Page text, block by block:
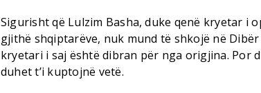
Sigurisht që Lulzim Basha, duke qenë kryetar i
gjithë shqiptarëve, nuk mund të shkojë në
kryetari i saj është dibran për nga origjina. Por
duhet t’i kuptojnë vetë.